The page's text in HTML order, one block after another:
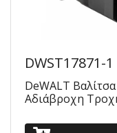
DWST17871-1
DeWALT
Αδιάβροχη